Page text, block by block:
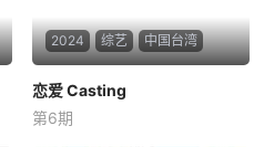
2024 综艺 中国台湾
恋爱 Casting
未知
恋爱 Casting
第6期